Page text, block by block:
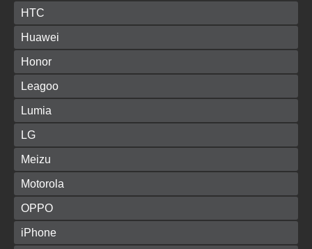
HTC
Huawei
Honor
Leagoo
Lumia
LG
Meizu
Motorola
OPPO
iPhone